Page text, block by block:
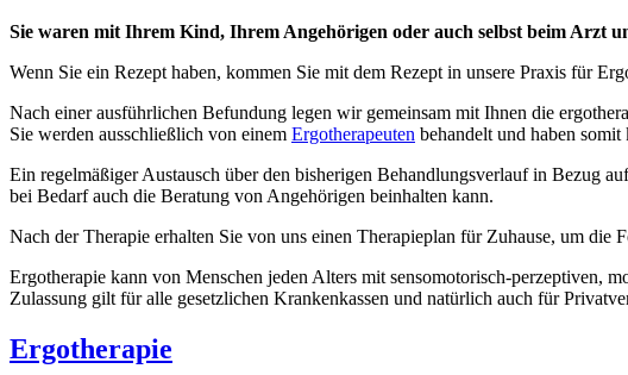
Sie waren mit Ihrem Kind, Ihrem Angehörigen oder auch selbst beim Arzt
Wenn Sie ein Rezept haben, kommen Sie mit dem Rezept in unsere Praxis für
Nach einer ausführlichen Befundung legen wir gemeinsam mit Ihnen die
Sie werden ausschließlich von einem Ergotherapeuten behandelt und haben
Ein regelmäßiger Austausch über den bisherigen Behandlungsverlauf in Bezug
bei Bedarf auch die Beratung von Angehörigen beinhalten kann.
Nach der Therapie erhalten Sie von uns einen Therapieplan für Zuhause, um die
Ergotherapie kann von Menschen jeden Alters mit sensomotorisch-perzeptiven,
Zulassung gilt für alle gesetzlichen Krankenkassen und natürlich auch für
Ergotherapie